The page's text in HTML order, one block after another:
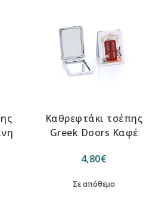
Καθρεφτάκι τσέπης
Greek Doors Καφέ
4,80€
Σε απόθεμα